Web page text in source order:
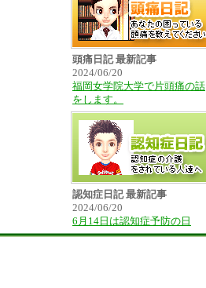
頭痛日記 最新記事
2024/06/20
福岡女学院大学で片頭痛の話
をします。
認知症日記 最新記事
2024/06/20
6月14日は認知症予防の日